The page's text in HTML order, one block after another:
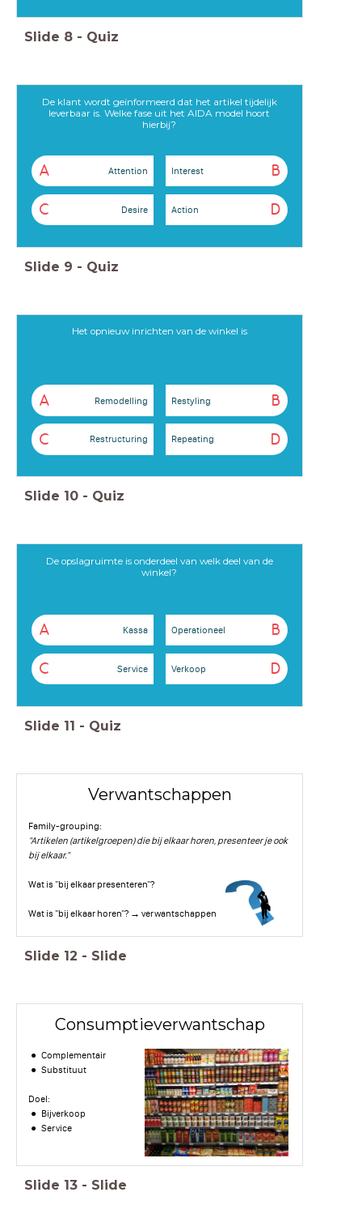
Slide 8 - Quiz
De klant wordt geïnformeerd dat het artikel tijdelijk
leverbaar is. Welke fase uit het AIDA model hoort
hierbij?
A Attention B
Interest
C Desire D
Action
Slide 9 - Quiz
Het opnieuw inrichten van de winkel is
A Remodelling B
Restyling
C Restructuring D
Repeating
Slide 10 - Quiz
De opslagruimte is onderdeel van welk deel van de
winkel?
A Kassa B
Operationeel
C Service D
Verkoop
Slide 11 - Quiz
Verwantschappen
Family-grouping:
"Artikelen (artikelgroepen) die bij elkaar horen, presenteer je ook
bij elkaar."
Wat is "bij elkaar presenteren"?
Wat is "bij elkaar horen"? → verwantschappen
Slide 12 - Slide
Consumptieverwantschap
Complementair
Substituut
Doel:
Bijverkoop
Service
Slide 13 - Slide